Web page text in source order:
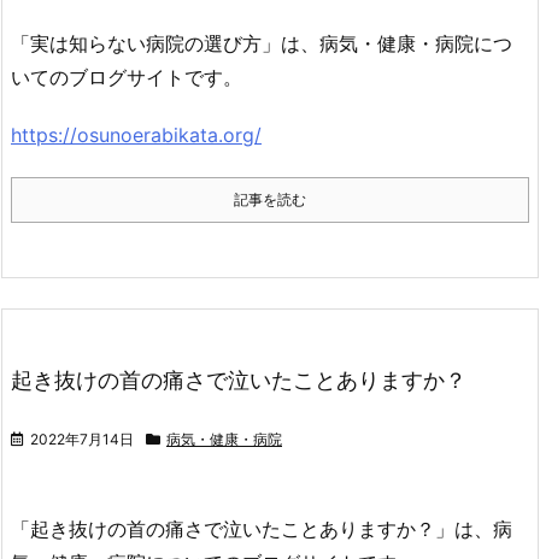
「実は知らない病院の選び方」は、病気・健康・病院につ
いてのブログサイトです。
https://osunoerabikata.org/
記事を読む
起き抜けの首の痛さで泣いたことありますか？
2022年7月14日 病気・健康・病院
「起き抜けの首の痛さで泣いたことありますか？」は、病